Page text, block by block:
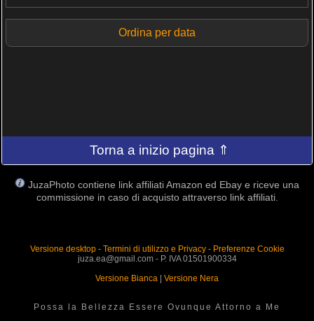
Ordina per data
Torna a inizio pagina ⇑
JuzaPhoto contiene link affiliati Amazon ed Ebay e riceve una
commissione in caso di acquisto attraverso link affiliati.
Versione desktop- Termini di utilizzo e Privacy- Preferenze Cookie
juza.ea@gmail.com - P. IVA 01501900334
Versione Bianca
Versione Nera
Possa la Bellezza Essere Ovunque Attorno a Me